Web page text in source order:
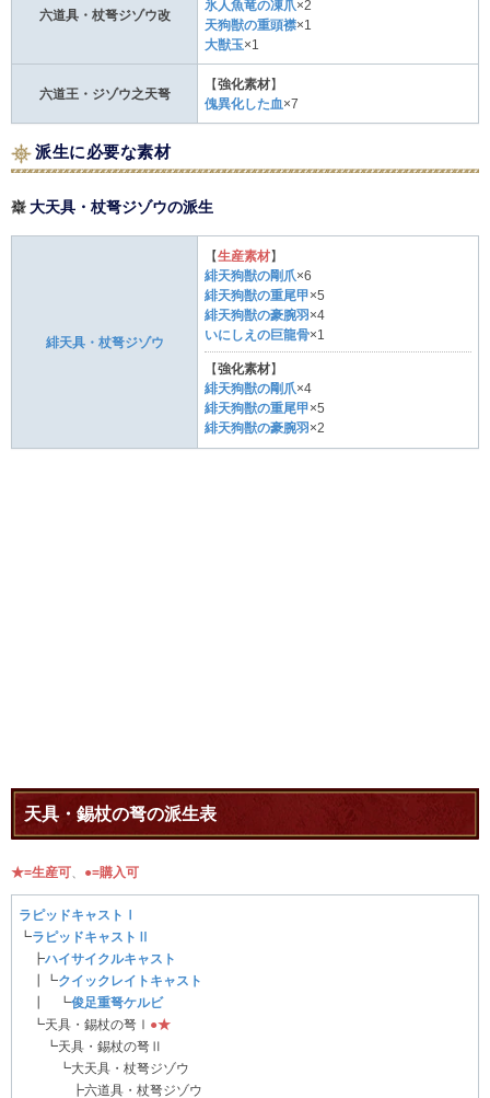
六道具・杖弩ジゾウ改
氷人魚竜の凍爪×2
天狗獣の重頭襟×1
大獣玉×1
六道王・ジゾウ之天弩
【強化素材】
傀異化した血×7
派生に必要な素材
大天具・杖弩ジゾウの派生
緋天具・杖弩ジゾウ
【生産素材】
緋天狗獣の剛爪×6
緋天狗獣の重尾甲×5
緋天狗獣の豪腕羽 ×4
いにしえの巨龍骨×1
【強化素材】
緋天狗獣の剛爪×4
緋天狗獣の重尾甲×5
緋天狗獣の豪腕羽 ×2
天具・錫杖の弩の派生表
★=生産可、 ●=購入可
ラピッドキャストⅠ
┗ラピッドキャストⅡ
┣ハイサイクルキャスト
┃┗クイックレイトキャスト
┃ ┗俊足重弩ケルビ
┗天具・錫杖の弩Ⅰ ●★
┗天具・錫杖の弩Ⅱ
┗大天具・杖弩ジゾウ
┣六道具・杖弩ジゾウ